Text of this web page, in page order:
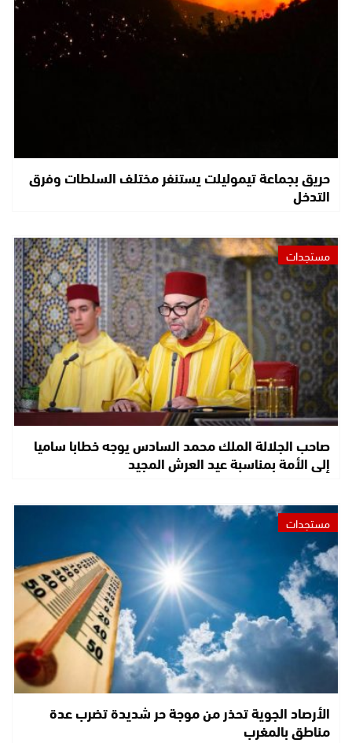
حريق بجماعة تيموليلت يستنفر مختلف السلطات وفرق
التدخل
مستجدات
صاحب الجلالة الملك محمد السادس يوجه خطابا ساميا
إلى الأمة بمناسبة عيد العرش المجيد
مستجدات
الأرصاد الجوية تحذر من موجة حر شديدة تضرب عدة
مناطق بالمغرب